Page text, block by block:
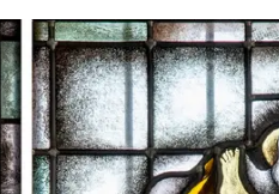
Pieter Hofman 1959